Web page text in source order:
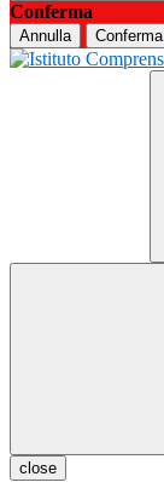
Conferma
Annulla Conferma
close